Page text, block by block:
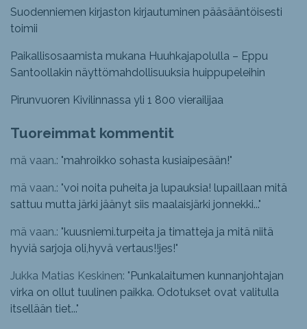
Suodenniemen kirjaston kirjautuminen pääsääntöisesti
toimii
Paikallisosaamista mukana Huuhkajapolulla – Eppu
Santoollakin näyttömahdollisuuksia huippupeleihin
Pirunvuoren Kivilinnassa yli 1 800 vierailijaa
Tuoreimmat kommentit
mä vaan.: "mahroikko sohasta kusiaipesään!"
mä vaan.: "voi noita puheita ja lupauksia! lupaillaan mitä
sattuu mutta järki jäänyt siis maalaisjärki jonnekki..."
mä vaan.: "kuusniemi.turpeita ja timatteja ja mitä niitä
hyviä sarjoja oli,hyvä vertaus!!jes!"
Jukka Matias Keskinen: " Punkalaitumen kunnanjohtajan
virka on ollut tuulinen paikka. Odotukset ovat valitulla
itsellään tiet..."